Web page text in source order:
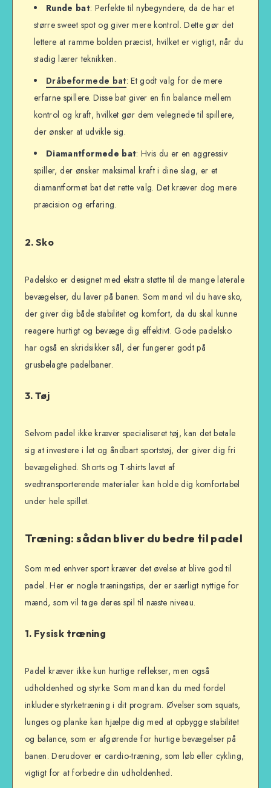
Runde bat: Perfekte til nybegyndere, da de har et
større sweet spot og giver mere kontrol. Dette gør det
lettere at ramme bolden præcist, hvilket er vigtigt, når du
stadig lærer teknikken.
Dråbeformede bat: Et godt valg for de mere
erfarne spillere. Disse bat giver en fin balance mellem
kontrol og kraft, hvilket gør dem velegnede til spillere,
der ønsker at udvikle sig.
Diamantformede bat: Hvis du er en aggressiv
spiller, der ønsker maksimal kraft i dine slag, er et
diamantformet bat det rette valg. Det kræver dog mere
præcision og erfaring.
2.Sko
Padelsko er designet med ekstra støtte til de mange laterale
bevægelser, du laver på banen. Som mand vil du have sko,
der giver dig både stabilitet og komfort, da du skal kunne
reagere hurtigt og bevæge dig effektivt. Gode padelsko
har også en skridsikker sål, der fungerer godt på
grusbelagte padelbaner.
3.Tøj
Selvom padel ikke kræver specialiseret tøj, kan det betale
sig at investere i let og åndbart sportstøj, der giver dig fri
bevægelighed. Shorts og T-shirts lavet af
svedtransporterende materialer kan holde dig komfortabel
under hele spillet.
Træning: sådan bliver du bedre til padel
Som med enhver sport kræver det øvelse at blive god til
padel. Her er nogle træningstips, der er særligt nyttige for
mænd, som vil tage deres spil til næste niveau.
1. Fysisk træning
Padel kræver ikke kun hurtige reflekser, men også
udholdenhed og styrke. Som mand kan du med fordel
inkludere styrketræning i dit program. Øvelser som squats,
lunges og planke kan hjælpe dig med at opbygge stabilitet
og balance, som er afgørende for hurtige bevægelser på
banen. Derudover er cardio-træning, som løb eller cykling,
vigtigt for at forbedre din udholdenhed.